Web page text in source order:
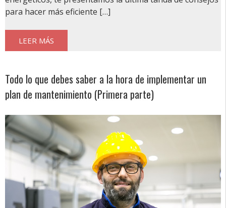
para hacer más eficiente […]
LEER MÁS
Todo lo que debes saber a la hora de implementar un
plan de mantenimiento (Primera parte)